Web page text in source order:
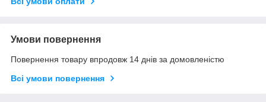
Умови повернення
Повернення товару впродовж 14 днів за домовленістю
Всі умови повернення